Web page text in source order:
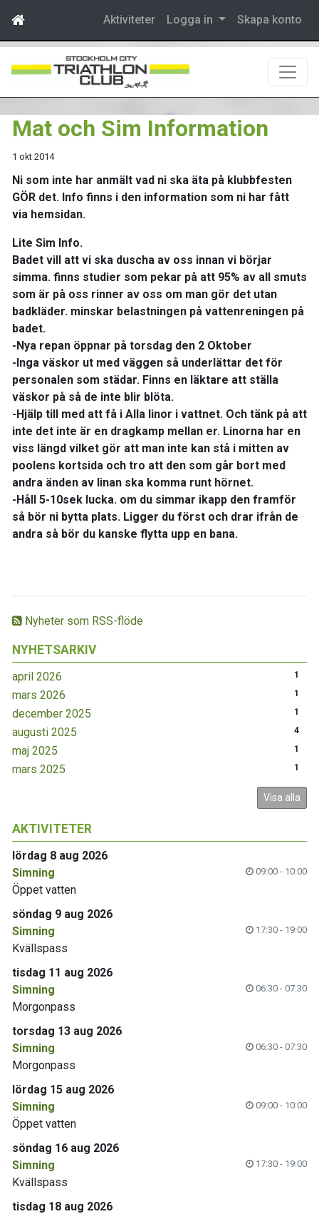
Aktiviteter Logga in Skapa konto
Nyheter som RSS-flöde
NYHETSARKIV
april 2026 1
mars 2026 1
december 2025 1
augusti 2025 4
maj 2025 1
mars 2025 1
Visa alla
AKTIVITETER
lördag 8 aug 2026
Simning
09:00 - 10:00
Öppet vatten
söndag 9 aug 2026
Simning
17:30 - 19:00
Kvällspass
tisdag 11 aug 2026
Simning
06:30 - 07:30
Morgonpass
torsdag 13 aug 2026
Simning
06:30 - 07:30
Morgonpass
lördag 15 aug 2026
Simning
09:00 - 10:00
Öppet vatten
söndag 16 aug 2026
Simning
17:30 - 19:00
Kvällspass
tisdag 18 aug 2026
Mat och Sim Information
1 okt 2014
Ni som inte har anmält vad ni ska äta på klubbfesten
GÖR det. Info finns i den information som ni har fått
via hemsidan.
Lite Sim Info.
Badet vill att vi ska duscha av oss innan vi börjar
simma. finns studier som pekar på att 95% av all smuts
som är på oss rinner av oss om man gör det utan
badkläder. minskar belastningen på vattenreningen på
badet.
-Nya repan öppnar på torsdag den 2 Oktober
-Inga väskor ut med väggen så underlättar det för
personalen som städar. Finns en läktare att ställa
väskor på så de inte blir blöta.
-Hjälp till med att få i Alla linor i vattnet. Och tänk på att
inte det inte är en dragkamp mellan er. Linorna har en
viss längd vilket gör att man inte kan stå i mitten av
poolens kortsida och tro att den som går bort med
andra änden av linan ska komma runt hörnet.
-Håll 5-10sek lucka. om du simmar ikapp den framför
så bör ni bytta plats. Ligger du först och drar ifrån de
andra så bör du kanske flytta upp en bana.